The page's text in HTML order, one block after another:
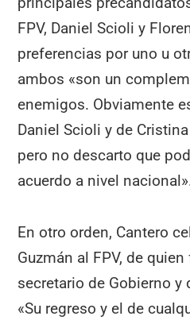
FPV, Daniel Scioli y
preferencias por uno u
ambos «son un
enemigos. Obviamente
Daniel Scioli y de
pero no descarto que
acuerdo a nivel
En otro orden, Cantero
Guzmán al FPV, de
secretario de Gobierno
«Su regreso y el de